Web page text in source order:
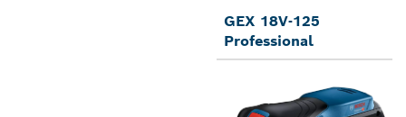
GEX 18V-125
Professional